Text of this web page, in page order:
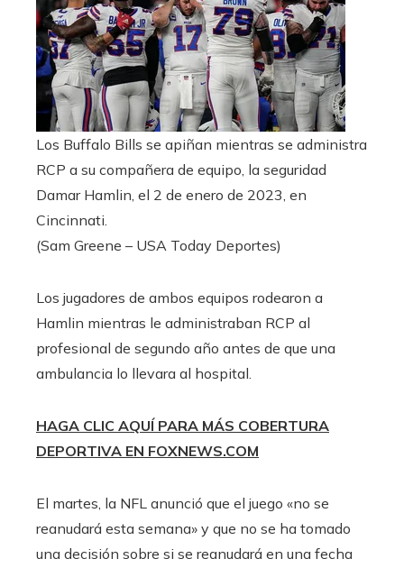
Los Buffalo Bills se apiñan mientras se administra
RCP a su compañera de equipo, la seguridad
Damar Hamlin, el 2 de enero de 2023, en
Cincinnati.
(Sam Greene – USA Today Deportes)
Los jugadores de ambos equipos rodearon a
Hamlin mientras le administraban RCP al
profesional de segundo año antes de que una
ambulancia lo llevara al hospital.
HAGA CLIC AQUÍ PARA MÁS COBERTURA
DEPORTIVA EN FOXNEWS.COM
El martes, la NFL anunció que el juego «no se
reanudará esta semana» y que no se ha tomado
una decisión sobre si se reanudará en una fecha